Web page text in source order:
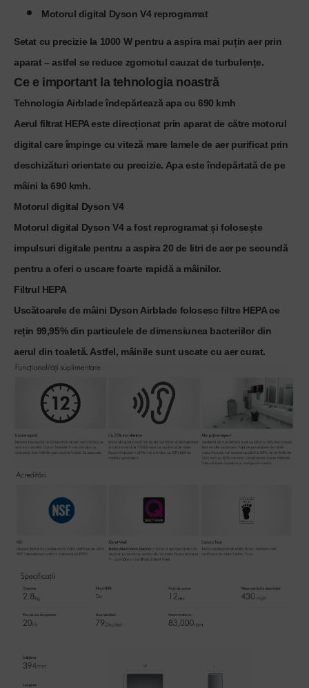
Motorul digital Dyson V4 reprogramat
Setat cu precizie la 1000 W pentru a aspira mai puțin aer prin
aparat – astfel se reduce zgomotul cauzat de turbulențe.
Ce e important la tehnologia noastră
Tehnologia Airblade îndepărtează apa cu 690 kmh
Aerul filtrat HEPA este direcționat prin aparat de către motorul
digital care împinge cu viteză mare lamele de aer purificat prin
deschizături orientate cu precizie. Apa este îndepărtată de pe
mâini la 690 kmh.
Motorul digital Dyson V4
Motorul digital Dyson V4 a fost reprogramat și folosește
impulsuri digitale pentru a aspira 20 de litri de aer pe secundă
pentru a oferi o uscare foarte rapidă a mâinilor.
Filtrul HEPA
Uscătoarele de mâini Dyson Airblade folosesc filtre HEPA ce
rețin 99,95% din particulele de dimensiunea bacteriilor din
aerul din toaletă. Astfel, mâinile sunt uscate cu aer curat.